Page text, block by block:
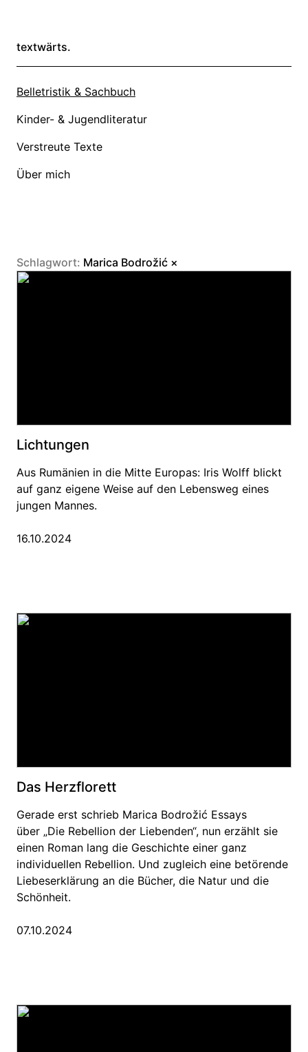
textwärts.
Belletristik & Sachbuch
Kinder- & Jugendliteratur
Verstreute Texte
Über mich
Schlagwort: Marica Bodrožić ×
Lichtungen
Aus Rumänien in die Mitte Europas: Iris Wolff blickt
auf ganz eigene Weise auf den Lebensweg eines
jungen Mannes.
16.10.2024
Das Herzflorett
Gerade erst schrieb Marica Bodrožić Essays
über „Die Rebellion der Liebenden“, nun erzählt sie
einen Roman lang die Geschichte einer ganz
individuellen Rebellion. Und zugleich eine betörende
Liebeserklärung an die Bücher, die Natur und die
Schönheit.
07.10.2024